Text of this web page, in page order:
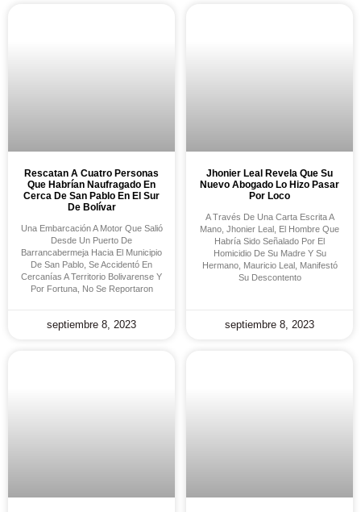
Rescatan A Cuatro Personas
Que Habrían Naufragado En
Cerca De San Pablo En El Sur
De Bolívar
Una Embarcación A Motor Que Salió
Desde Un Puerto De
Barrancabermeja Hacia El Municipio
De San Pablo, Se Accidentó En
Cercanías A Territorio Bolivarense Y
Por Fortuna, No Se Reportaron
septiembre 8, 2023
Jhonier Leal Revela Que Su
Nuevo Abogado Lo Hizo Pasar
Por Loco
A Través De Una Carta Escrita A
Mano, Jhonier Leal, El Hombre Que
Habría Sido Señalado Por El
Homicidio De Su Madre Y Su
Hermano, Mauricio Leal, Manifestó
Su Descontento
septiembre 8, 2023